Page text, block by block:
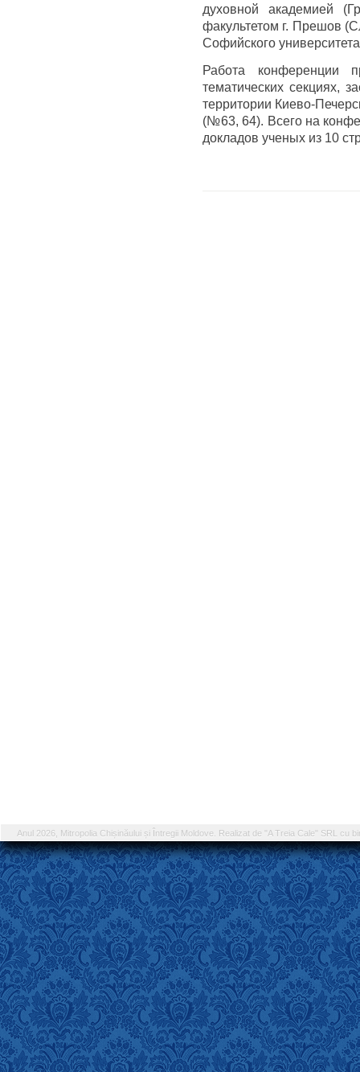
духовной академией
факультетом г. Прешов
Софийского
Работа конференции
тематических секциях,
территории Киево-
(№63, 64). Всего на
докладов ученых из 10
Anul 2026, Mitropolia Chișinăului și Întregii Moldove. Realizat de "A Treia Cale" SRL cu